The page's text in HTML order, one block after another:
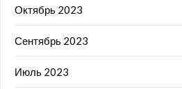
Октябрь 2023
Сентябрь 2023
Июль 2023